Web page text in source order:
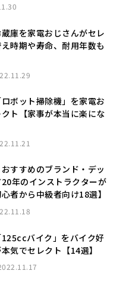
庫を家電おじさんがセレ
時期や寿命、耐用年数も
ボット掃除機」を家電お
ト【家事が本当に楽にな
おすすめのブランド・デッ
年のインストラクターが
者から中級者向け18選】
バイク」をバイク好
気でセレクト【14選】